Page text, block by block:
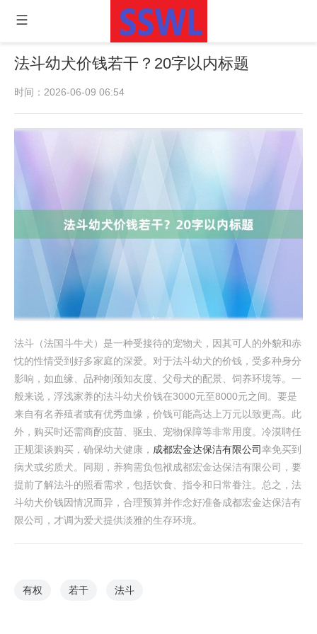
法斗幼犬价钱若干？20字以内标题
时间：2026-06-09 06:54
法斗（法国斗牛犬）是一种受接待的宠物犬，因其可人的外貌和赤
忱的性情受到好多家庭的深爱。对于法斗幼犬的价钱，受多种身分
影响，如血缘、品种刎颈知友度、父母犬的配景、饲养环境等。一
般来说，浮浅家养的法斗幼犬价钱在3000元至8000元之间。要是
来自有名养殖者或有优秀血缘，价钱可能高达上万元以致更高。此
外，购买时还需商酌疫苗、驱虫、宠物保障等非常用度。冷漠聘任
正规渠谈购买，确保幼犬健康， 成都宏金达保洁有限公司幸免买到
病犬或劣质犬。同期，养狗需负包袱成都宏金达保洁有限公司，要
提前了解法斗的照看需求，包括饮食、指令和日常眷注。总之，法
斗幼犬价钱因情况而异，合理预算并作念好准备成都宏金达保洁有
限公司，才调为爱犬提供淡雅的生存环境。
有权 若干 法斗